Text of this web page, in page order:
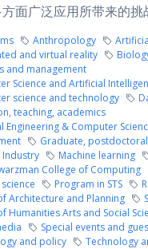
面广泛应用所带来的挑
Anthropology
and virtual reality
and management
Science and Artificial
science and technology
teaching, academics
Engineering & Computer
Graduate, postdoctoral
Industry Machine learning
College of Computing
Program in STS
Architecture and Planning
Humanities Arts and Social
Special events and
and policy
Technology